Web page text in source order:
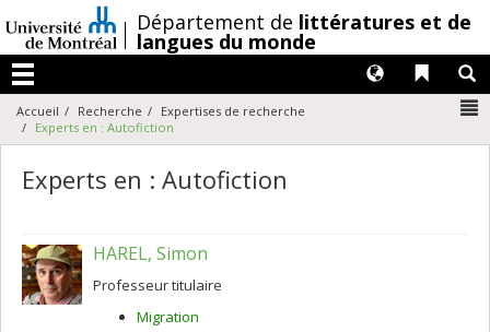
au
contenu
/Département de littératures et de
langues du monde
Menu
Liens
Langues
Accueil Recherche
Expertises de recherche
Experts en : Autofiction
Experts en : Autofiction
HAREL, Simon
Professeur titulaire
Migration